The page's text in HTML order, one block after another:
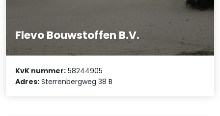
Flevo Bouwstoffen B.V.
KvK nummer: 58244905
Adres: Sterrenbergweg 38 B